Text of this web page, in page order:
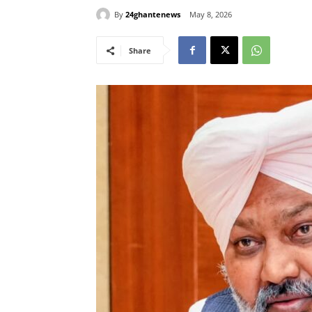
By 24ghantenews May 8, 2026
Share